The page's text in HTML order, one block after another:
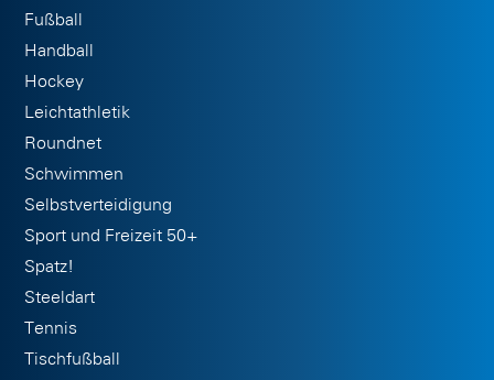
Fußball
Handball
Hockey
Leichtathletik
Roundnet
Schwimmen
Selbstverteidigung
Sport und Freizeit 50+
Spatz!
Steeldart
Tennis
Tischfußball